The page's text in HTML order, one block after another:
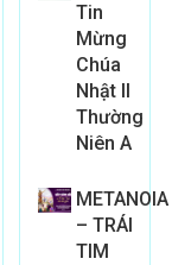
Tin
Mừng
Chúa
Nhật II
Thường
Niên A
METANOIA
– TRÁI
TIM